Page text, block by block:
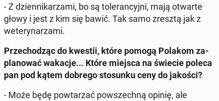
- Z dzien­ni­ka­rza­mi, bo są to­le­ran­cyj­ni, mają otwarte
głowy i jest z kim się bawić. Tak samo zresztą jak z
we­te­ry­na­rza­mi.
Prze­cho­dząc do kwestii, które pomogą Polakom za­
pla­no­wać wakacje... Które miejsca na świecie poleca
pan pod kątem dobrego sto­sun­ku ceny do jakości?
- Może będę po­wta­rzać po­wszech­ną opinię, ale